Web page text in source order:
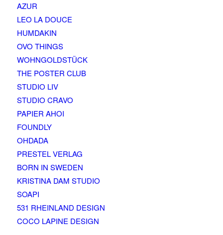
AZUR
LEO LA DOUCE
HUMDAKIN
OVO THINGS
WOHNGOLDSTÜCK
THE POSTER CLUB
STUDIO LIV
STUDIO CRAVO
PAPIER AHOI
FOUNDLY
OHDADA
PRESTEL VERLAG
BORN IN SWEDEN
KRISTINA DAM STUDIO
SOAPI
531 RHEINLAND DESIGN
COCO LAPINE DESIGN